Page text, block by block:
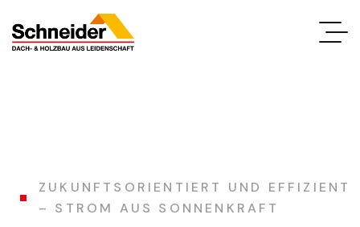
ZUKUNFTSORIENTIERT UND EFFIZIENT
– STROM AUS SONNENKRAFT